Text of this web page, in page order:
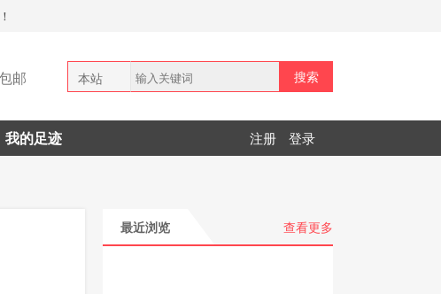
邮
本站
搜索
我的足迹 注册 登录
最近浏览 查看更多